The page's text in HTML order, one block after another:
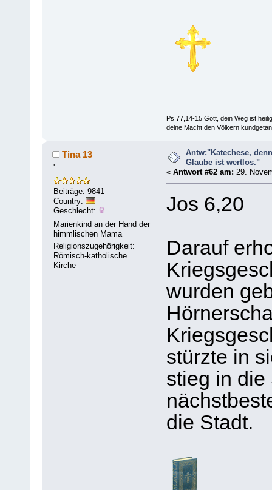
Ps 77,14-15 Gott, dein Weg ist
deine Macht den Völkern
Tina 13
'
Beiträge: 9841
Country:
Geschlecht:
Marienkind an der Hand der
himmlischen Mama
Religionszugehörigkeit:
Römisch-katholische
Kirche
Antw:"Katechese,
Glaube ist wertlos."
« Antwort #62 am: 29.
Jos 6,20
Darauf
wurden
stürzte in
stieg in die
die Stadt.